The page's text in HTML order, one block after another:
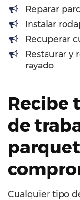
Reparar
Instalar
Recuperar
Restaurar y
rayado
Recibe
de
Cualquier tipo